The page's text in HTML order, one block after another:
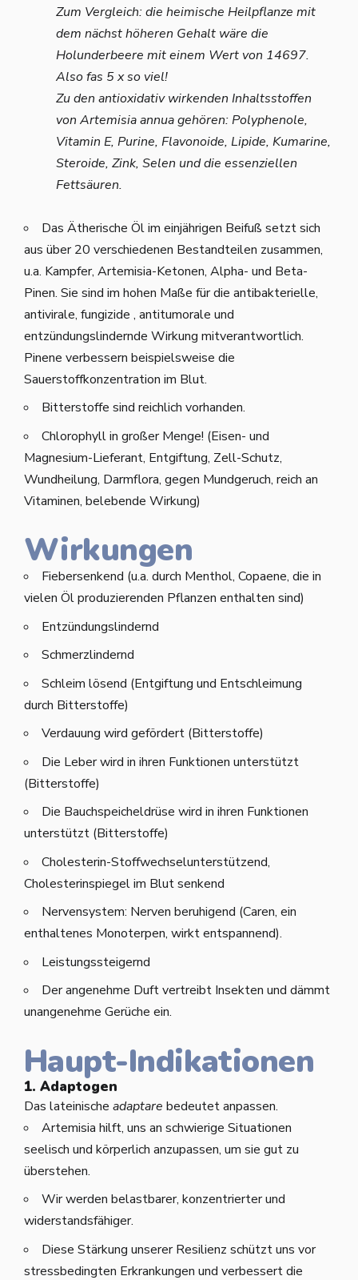
Zum Vergleich: die heimische Heilpflanze mit
dem nächst höheren Gehalt wäre die
Holunderbeere mit einem Wert von 14697.
Also fas 5 x so viel!
Zu den antioxidativ wirkenden Inhaltsstoffen
von Artemisia annua gehören: Polyphenole,
Vitamin E, Purine, Flavonoide, Lipide, Kumarine,
Steroide, Zink, Selen und die essenziellen
Fettsäuren.
Das Ätherische Öl im einjährigen Beifuß setzt sich
aus über 20 verschiedenen Bestandteilen zusammen,
u.a. Kampfer, Artemisia-Ketonen, Alpha- und Beta-
Pinen. Sie sind im hohen Maße für die antibakterielle,
antivirale, fungizide , antitumorale und
entzündungslindernde Wirkung mitverantwortlich.
Pinene verbessern beispielsweise die
Sauerstoffkonzentration im Blut.
Bitterstoffe sind reichlich vorhanden.
Chlorophyll in großer Menge! (Eisen- und
Magnesium-Lieferant, Entgiftung, Zell-Schutz,
Wundheilung, Darmflora, gegen Mundgeruch, reich an
Vitaminen, belebende Wirkung)
Wirkungen
Fiebersenkend (u.a. durch Menthol, Copaene, die in
vielen Öl produzierenden Pflanzen enthalten sind)
Entzündungslindernd
Schmerzlindernd
Schleim lösend (Entgiftung und Entschleimung
durch Bitterstoffe)
Verdauung wird gefördert (Bitterstoffe)
Die Leber wird in ihren Funktionen unterstützt
(Bitterstoffe)
Die Bauchspeicheldrüse wird in ihren Funktionen
unterstützt (Bitterstoffe)
Cholesterin-Stoffwechselunterstützend,
Cholesterinspiegel im Blut senkend
Nervensystem: Nerven beruhigend (Caren, ein
enthaltenes Monoterpen, wirkt entspannend).
Leistungssteigernd
Der angenehme Duft vertreibt Insekten und dämmt
unangenehme Gerüche ein.
Haupt-Indikationen
1. Adaptogen
Das lateinische adaptare bedeutet anpassen.
Artemisia hilft, uns an schwierige Situationen
seelisch und körperlich anzupassen, um sie gut zu
überstehen.
Wir werden belastbarer, konzentrierter und
widerstandsfähiger.
Diese Stärkung unserer Resilienz schützt uns vor
stressbedingten Erkrankungen und verbessert die